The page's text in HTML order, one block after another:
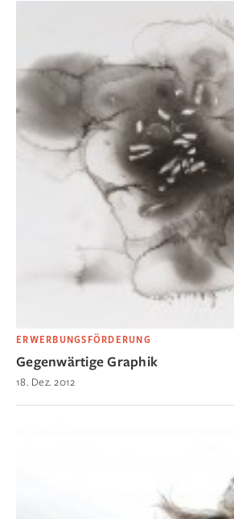
ERWERBUNGSFÖRDERUNG
Gegenwärtige Graphik
18. Dez. 2012